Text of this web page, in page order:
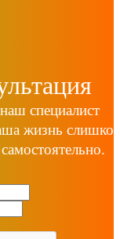
специалист
жизнь